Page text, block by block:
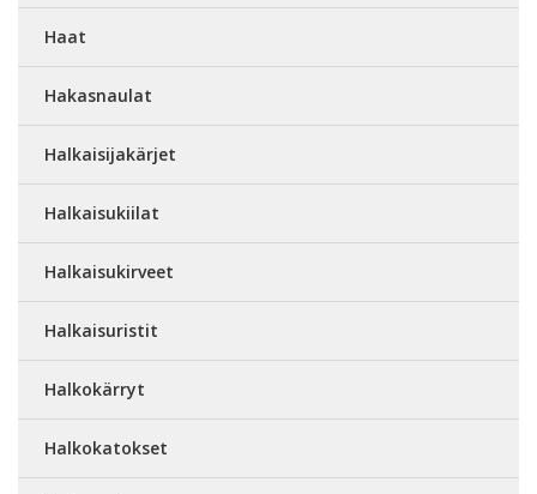
Haat
Hakasnaulat
Halkaisijakärjet
Halkaisukiilat
Halkaisukirveet
Halkaisuristit
Halkokärryt
Halkokatokset